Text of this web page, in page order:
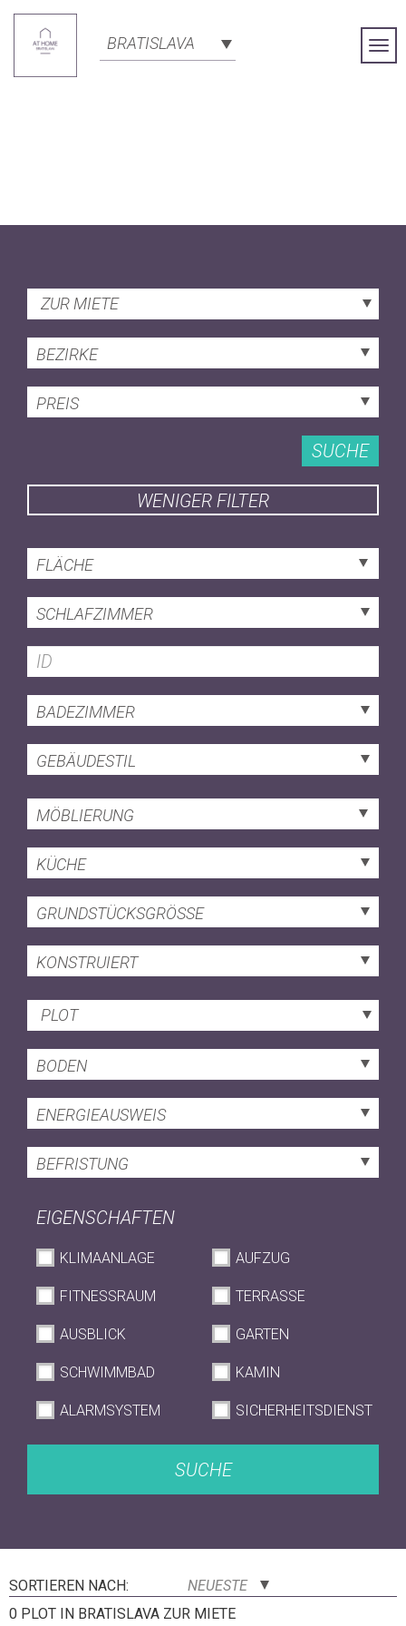
BRATISLAVA
ZUR MIETE
BEZIRKE
PREIS
SUCHE
WENIGER FILTER
FLÄCHE
SCHLAFZIMMER
BADEZIMMER
GEBÄUDESTIL
MÖBLIERUNG
KÜCHE
GRUNDSTÜCKSGRÖSSE
KONSTRUIERT
PLOT
BODEN
ENERGIEAUSWEIS
BEFRISTUNG
EIGENSCHAFTEN
KLIMAANLAGE AUFZUG
FITNESSRAUM TERRASSE
AUSBLICK GARTEN
SCHWIMMBAD KAMIN
ALARMSYSTEM SICHERHEITSDIENST
SUCHE
SORTIEREN NACH:
NEUESTE
0 PLOT IN BRATISLAVA ZUR MIETE